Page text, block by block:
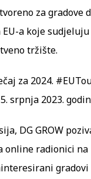
za gradove
EU-a koje
tržište.
za 2024.
srpnja 2023.
DG GROW
online radionici na